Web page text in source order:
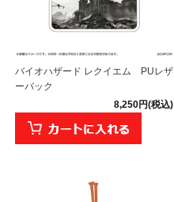
バイオハザード レクイエム PUレザ
ーバック
8,250円(税込)